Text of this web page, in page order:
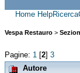
Home HelpRicerca
Vespa Restauro >
Pagine: 1 [2] 3
Autore